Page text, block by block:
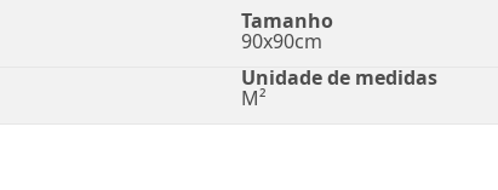
Tamanho
90x90cm
Unidade de medidas
M²